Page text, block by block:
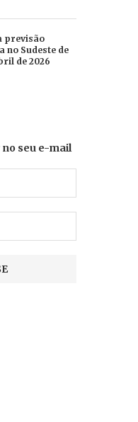
previsão
no Sudeste de
de 2026
seu e-mail